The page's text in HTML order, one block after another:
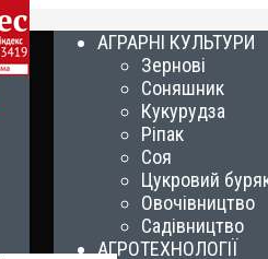
АГРАРНІ КУЛЬТУРИ
Зернові
Соняшник
Кукурудза
Ріпак
Соя
Цукровий
Овочівництво
Садівництво
АГРОТЕХНОЛОГІЇ